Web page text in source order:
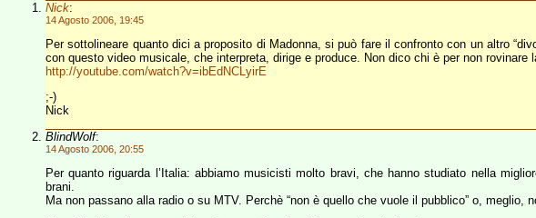
Nick:
14 Agosto 2006, 19:45
Per sottolineare quanto dici a proposito di Madonna, si può fare il confronto con un altro
con questo video musicale, che interpreta, dirige e produce. Non dico chi è per non
http://youtube.com/watch?v=ibEdNCLyirE
;-)
Nick
BlindWolf:
14 Agosto 2006, 20:55
Per quanto riguarda l’Italia: abbiamo musicisti molto bravi, che hanno studiato nella
brani.
Ma non passano alla radio o su MTV. Perchè “non è quello che vuole il pubblico” o,